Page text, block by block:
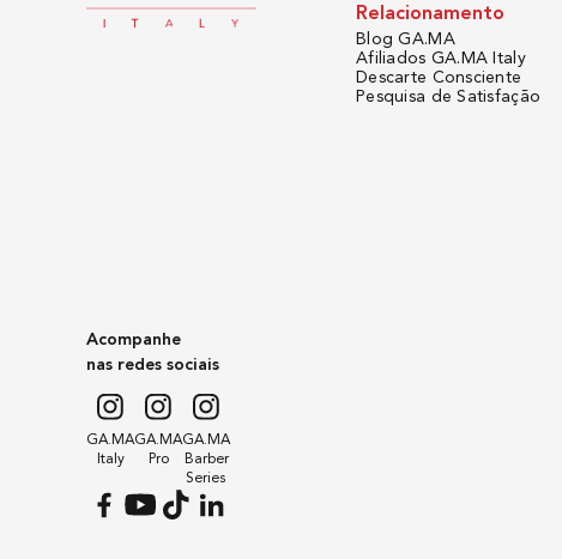
Acompanhe
nas redes sociais
GA.MA
Italy
GA.MA
Pro
GA.MA
Barber
Series
Relacionamento
Blog GA.MA
Afiliados GA.MA Italy
Descarte Consciente
Pesquisa de Satisfação